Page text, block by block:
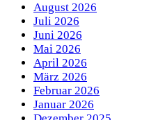
August 2026
Juli 2026
Juni 2026
Mai 2026
April 2026
März 2026
Februar 2026
Januar 2026